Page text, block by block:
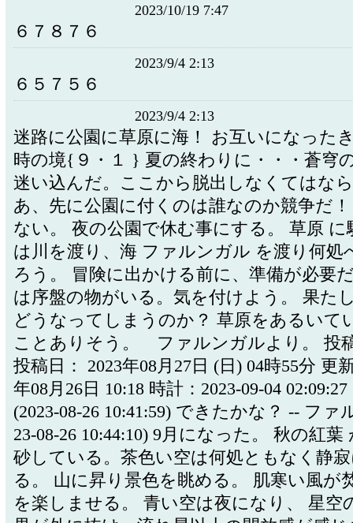
2023/10/19 7:47
６７８７６
2023/9/4 2:13
６５７５６
2023/9/4 2:13
迷路に公園に草原に海！ お互いになった
時の境{９・１ } 夏の終わりに・・・蒼穹
迷い込んだ。ここから脱出しなくてはな
あ、先に公園に付くのは誰なのか競争だ
ない。 夜の公園で休む事にする。 草原 に
は川を渡り、海 ファルンガル を渡り何処
ろう。 冒険に出かける前に、準備が必要
は序盤の物がいる。気を付けよう。 果た
どうなってしまうのか？ 草原をあるいて
ことありそう。 ファルンガルより。 投
投稿日： 2023年08月27日 (日) 04時55分 更
年08月26日 10:18 時計：2023-09-04
(2023-08-26 10:41:59) できたかな？ -- ファ
23-08-26 10:44:10) 9月になった。 秋の紅葉
砂している。茶色い空は何処ともなく静
る。 山に昇り景色を眺める。 肌寒い風が
を楽しませる。 青い空は夜になり、 星空